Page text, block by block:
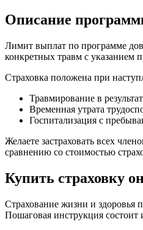
Описание
Лимит выплат по программе
конкретных травм с указанием
Страховка положена при
Травмирование в
Временная утрата
Госпитализация с
Желаете застраховать всех
сравнению со стоимостью
Купить страховку
Страхование жизни и здоровья
Пошаговая инструкция состоит